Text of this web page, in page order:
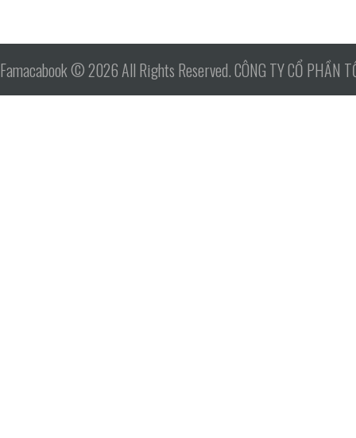
Famacabook © 2026 All Rights Reserved. CÔNG TY CỔ PHẦN